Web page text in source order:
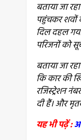
बताया जा
पहुंचकर शवों
दिल दहल
परिजनों को
बताया जा
कि कार की
रजिस्ट्रेशन
दी हैं। और
यह भी पढ़ें :